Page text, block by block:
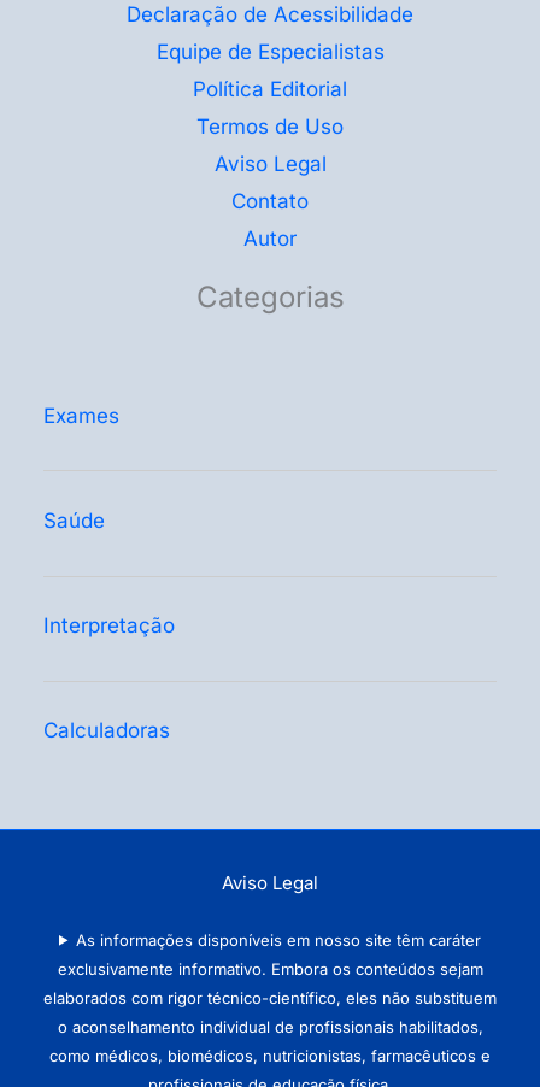
Declaração de Acessibilidade
Equipe de Especialistas
Política Editorial
Termos de Uso
Aviso Legal
Contato
Autor
Categorias
Exames
Saúde
Interpretação
Calculadoras
Aviso Legal
As informações disponíveis em nosso site têm caráter
exclusivamente informativo. Embora os conteúdos sejam
elaborados com rigor técnico-científico, eles não substituem
o aconselhamento individual de profissionais habilitados,
como médicos, biomédicos, nutricionistas, farmacêuticos e